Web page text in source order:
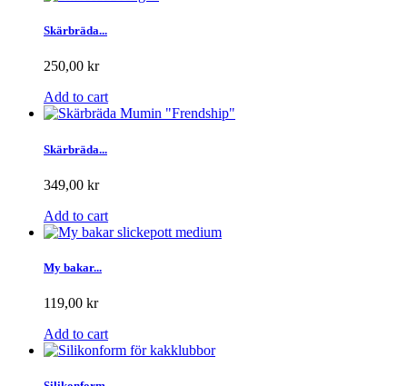
Skärbräda...
250,00 kr
Add to cart
Skärbräda...
349,00 kr
Add to cart
My bakar...
119,00 kr
Add to cart